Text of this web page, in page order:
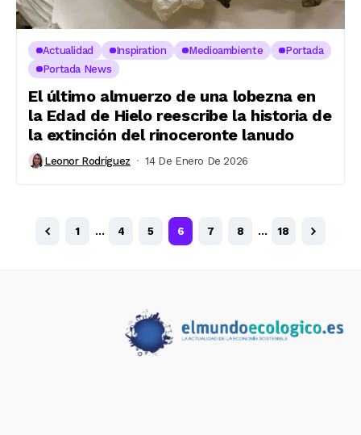
Actualidad Inspiration Medioambiente
Portada
Portada News
El último almuerzo de una lobezna en
la Edad de Hielo reescribe la historia de
la extinción del rinoceronte lanudo
Leonor Rodríguez 14 De Enero De 2026
1 … 4 5 6 7 8 … 18